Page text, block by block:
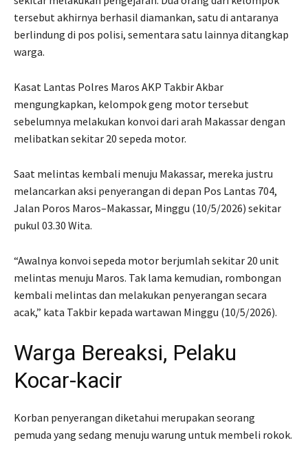
tersebut akhirnya berhasil diamankan, satu di antaranya
berlindung di pos polisi, sementara satu lainnya ditangkap
warga.
Kasat Lantas Polres Maros AKP Takbir Akbar
mengungkapkan, kelompok geng motor tersebut
sebelumnya melakukan konvoi dari arah Makassar dengan
melibatkan sekitar 20 sepeda motor.
Saat melintas kembali menuju Makassar, mereka justru
melancarkan aksi penyerangan di depan Pos Lantas 704,
Jalan Poros Maros–Makassar, Minggu (10/5/2026) sekitar
pukul 03.30 Wita.
“Awalnya konvoi sepeda motor berjumlah sekitar 20 unit
melintas menuju Maros. Tak lama kemudian, rombongan
kembali melintas dan melakukan penyerangan secara
acak,” kata Takbir kepada wartawan Minggu (10/5/2026).
Warga Bereaksi, Pelaku
Kocar-kacir
Korban penyerangan diketahui merupakan seorang
pemuda yang sedang menuju warung untuk membeli rokok.